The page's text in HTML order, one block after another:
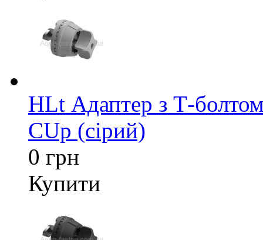
HLt Адаптер з Т-
CUp (сірий)
0 грн
Купити